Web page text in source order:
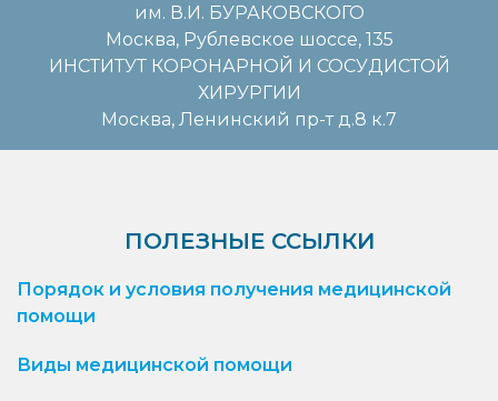
им. В.И. БУРАКОВСКОГО
Москва, Рублевское шоссе, 135
ИНСТИТУТ КОРОНАРНОЙ И СОСУДИСТОЙ
ХИРУРГИИ
Москва, Ленинский пр-т д.8 к.7
ПОЛЕЗНЫЕ ССЫЛКИ
Порядок и условия получения медицинской
помощи
Виды медицинской помощи